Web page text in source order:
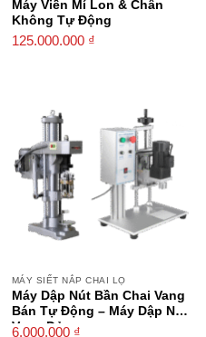
Máy Viền Mí Lon & Chân
Không Tự Động
125.000.000 ₫
MÁY SIẾT NẮP CHAI LỌ
Máy Dập Nút Bần Chai Vang
Bán Tự Động – Máy Dập Nắp
Vang Đỏ
6.000.000 ₫